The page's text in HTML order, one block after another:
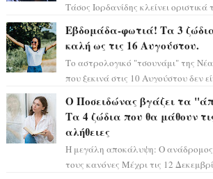
Τάσος Ιορδανίδης κλείνει
Εβδομάδα-φωτιά! Τα 3
καλή ως τις 16 Αυγούστου.
Το αστρολογικό "τσουνάμι" της
που ξεκινά στις 10 Αυγούστου δεν
Ο Ποσειδώνας βγάζει τα
Τα 4 ζώδια που θα μάθουν
αλήθειες
Η μεγάλη αποκάλυψη: Ο ανάδρομος
τους κανόνες Μέχρι τις 12